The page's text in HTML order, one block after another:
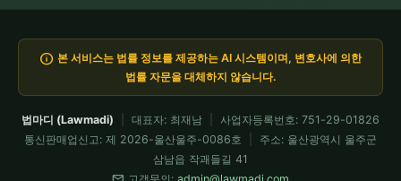
info 본 서비스는 법률 정보를 제공하는 AI 시스템이며, 변호사에 의한
법률 자문을 대체하지 않습니다.
법마디 (Lawmadi) 대표자: 최재남
사업자등록번호: 751-29-01826
통신판매업신고: 제 2026-울산울주-0086호
주소: 울산광역시 울주군
삼남읍 작괘들길 41